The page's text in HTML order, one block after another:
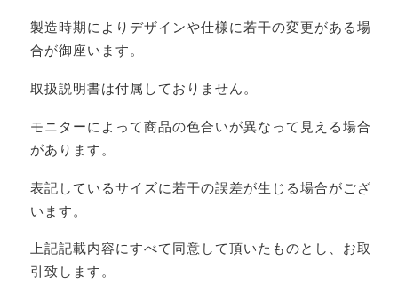
製造時期によりデザインや仕様に若干の変更がある場
合が御座います。
取扱説明書は付属しておりません。
モニターによって商品の色合いが異なって見える場合
があります。
表記しているサイズに若干の誤差が生じる場合がござ
います。
上記記載内容にすべて同意して頂いたものとし、お取
引致します。